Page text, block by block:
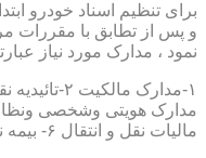
برای تنظیم اسناد خودرو
و پس از تطابق با مقررات
نمود ، مدارک مورد نیاز
مالیات نقل و انتقال ۶- بیمه نامه شخص ثالث معتبر ۷-کارت سوخت